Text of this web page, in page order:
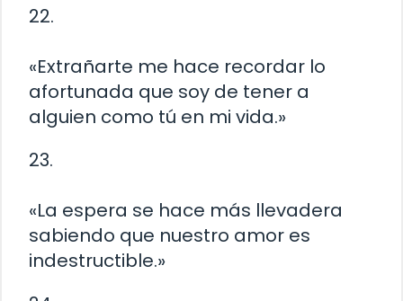
22.
«Extrañarte me hace recordar lo
afortunada que soy de tener a
alguien como tú en mi vida.»
23.
«La espera se hace más llevadera
sabiendo que nuestro amor es
indestructible.»